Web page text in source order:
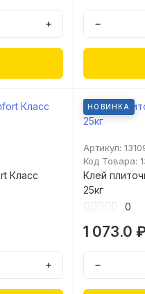
+ −
Класс
+
НОВИНКА
Артикул:
Код Товара:
Клей
25кг
0
1 073.0
−